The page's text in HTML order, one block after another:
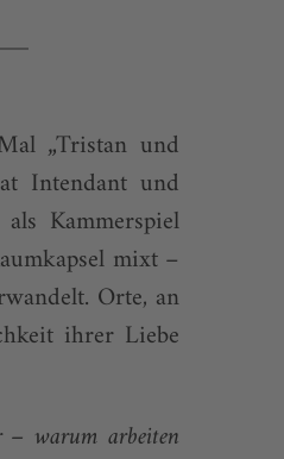
„Tristan und
Intendant und
Kammerspiel
mixt –
Orte, an
ihrer Liebe
– warum arbeiten